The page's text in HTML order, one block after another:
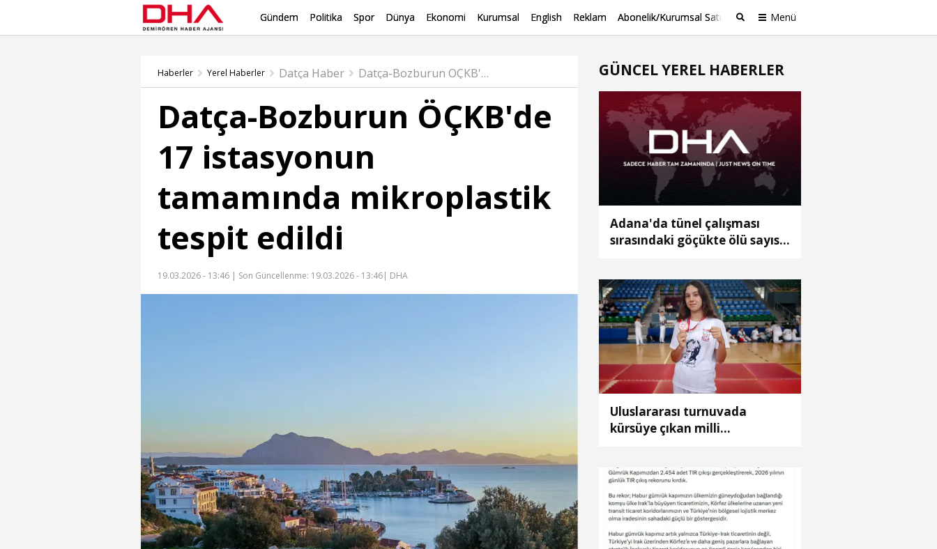
Gündem Politika Spor Dünya Ekonomi Kurumsal English Reklam Abonelik/Kurumsal Satış Menü
Haberler Yerel Haberler Datça Haber Datça-Bozburun ÖÇKB'de 17 istasyonun tamamında mikroplastik tespit edildi
Datça-Bozburun ÖÇKB'de
17 istasyonun
tamamında mikroplastik
tespit edildi
19.03.2026 - 13:46 | Son Güncellenme: 19.03.2026 - 13:46| DHA
GÜNCEL YEREL HABERLER
Adana'da tünel çalışması
sırasındaki göçükte ölü sayısı
Uluslararası turnuvada
kürsüye çıkan milli